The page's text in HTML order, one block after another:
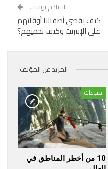
القادم بوست
كيف يقضي أطفالنا أوقاتهم
على الإنترنت وكيف نحميهم؟
المزيد عن المؤلف
منوعات
10 من أخطر المناطق في